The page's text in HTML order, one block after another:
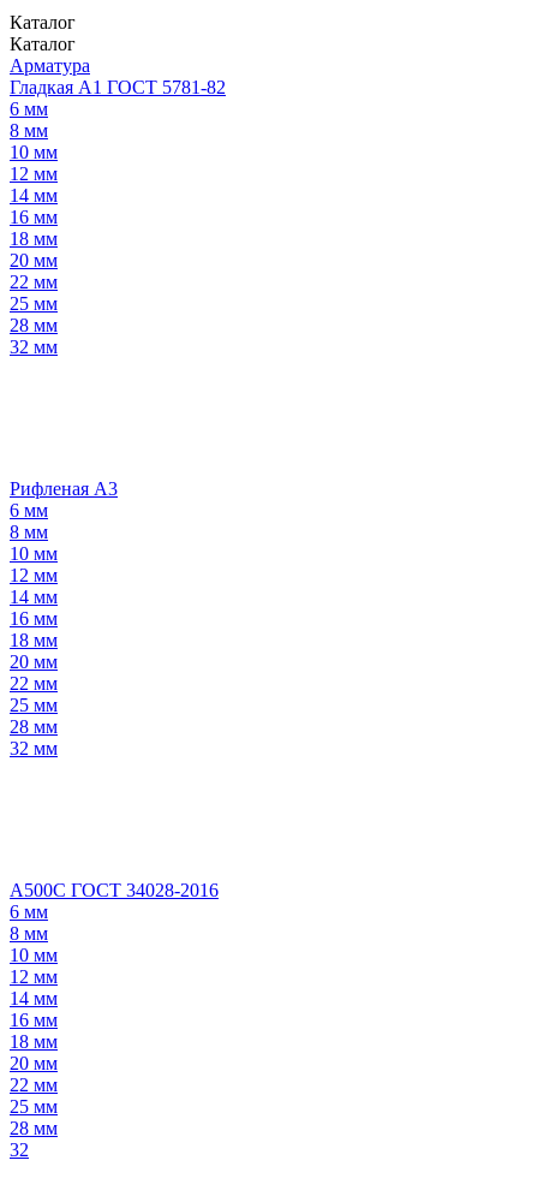
Каталог
Каталог
Арматура
Гладкая А1 ГОСТ 5781-82
6 мм
8 мм
10 мм
12 мм
14 мм
16 мм
18 мм
20 мм
22 мм
25 мм
28 мм
32 мм
Рифленая А3
6 мм
8 мм
10 мм
12 мм
14 мм
16 мм
18 мм
20 мм
22 мм
25 мм
28 мм
32 мм
А500С ГОСТ 34028-2016
6 мм
8 мм
10 мм
12 мм
14 мм
16 мм
18 мм
20 мм
22 мм
25 мм
28 мм
32